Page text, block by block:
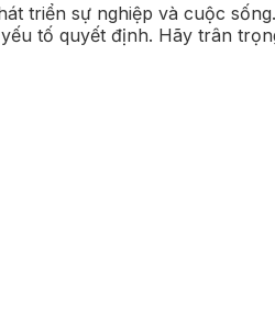
triển sự nghiệp và cuộc
tố quyết định. Hãy trân